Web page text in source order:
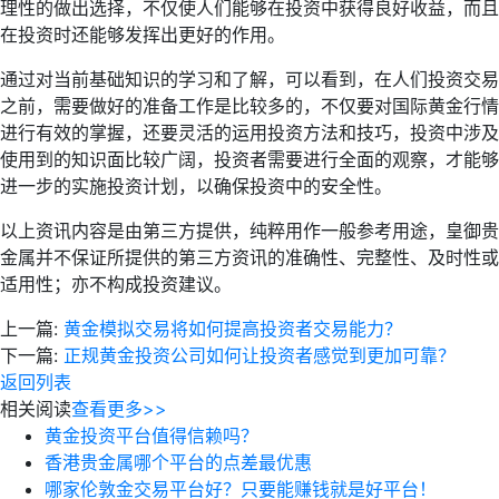
理性的做出选择，不仅使人们能够在投资中获得良好收益，而且
在投资时还能够发挥出更好的作用。
通过对当前基础知识的学习和了解，可以看到，在人们投资交易
之前，需要做好的准备工作是比较多的，不仅要对国际黄金行情
进行有效的掌握，还要灵活的运用投资方法和技巧，投资中涉及
使用到的知识面比较广阔，投资者需要进行全面的观察，才能够
进一步的实施投资计划，以确保投资中的安全性。
以上资讯内容是由第三方提供，纯粹用作一般参考用途，皇御贵
金属并不保证所提供的第三方资讯的准确性、完整性、及时性或
适用性；亦不构成投资建议。
上一篇: 黄金模拟交易将如何提高投资者交易能力？
下一篇: 正规黄金投资公司如何让投资者感觉到更加可靠？
返回列表
相关阅读查看更多>>
黄金投资平台值得信赖吗？
香港贵金属哪个平台的点差最优惠
哪家伦敦金交易平台好？只要能赚钱就是好平台！